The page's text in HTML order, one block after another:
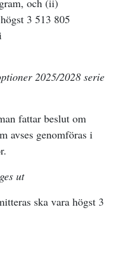
och (ii)
3 513 805
2025/2028 serie
fattar beslut om
avses genomföras i
ut
ska vara högst 3